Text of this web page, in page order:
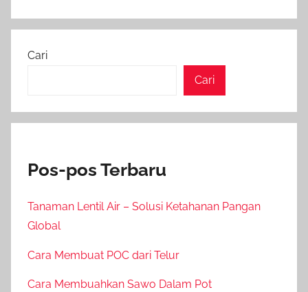
Cari
Cari
Pos-pos Terbaru
Tanaman Lentil Air – Solusi Ketahanan Pangan
Global
Cara Membuat POC dari Telur
Cara Membuahkan Sawo Dalam Pot